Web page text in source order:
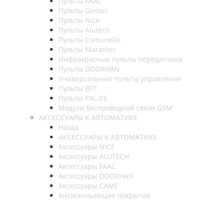
Пульты Genius
Пульты Nice
Пульты Alutech
Пульты Сomunello
Пульты Marantec
Инфракрасные пульты передатчики
Пульты DOORHAN
Универсальные пульты управления
Пульты BFT
Пульты PAL-ES
Модули беспроводной связи GSM
АКСЕССУАРЫ К АВТОМАТИКЕ
Назад
АКСЕССУАРЫ К АВТОМАТИКЕ
Аксессуары NICE
Аксессуары ALUTECH
Аксессуары FAAC
Аксессуары DOORHAN
Аксессуары CAME
Антискользящие покрытия